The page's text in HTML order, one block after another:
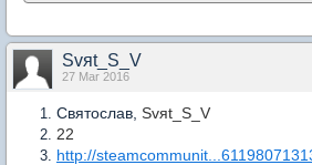
Svяt_S_V
27 Mar 2016
Святослав, Svяt_S_V
22
http://